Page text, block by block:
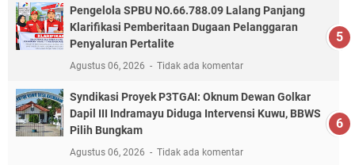
Pengelola SPBU NO.66.788.09 Lalang Panjang
Klarifikasi Pemberitaan Dugaan Pelanggaran
Penyaluran Pertalite
Agustus 06, 2026 Tidak ada komentar
Syndikasi Proyek P3TGAI: Oknum Dewan Golkar
Dapil III Indramayu Diduga Intervensi Kuwu, BBWS
Pilih Bungkam
Agustus 06, 2026 Tidak ada komentar